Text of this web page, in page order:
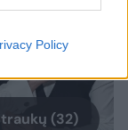
Policy
(32)